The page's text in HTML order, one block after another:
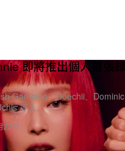
即將推出個人首張
Gambino、Doechii、
等人。
22日